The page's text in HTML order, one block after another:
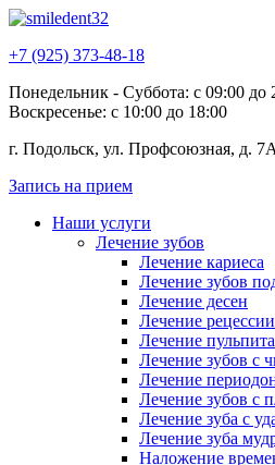
+7 (925) 373-48-18
Понедельник - Суббота: с 09:00 до
Воскресенье: с 10:00 до 18:00
г. Подольск, ул. Профсоюзная, д. 7А
Запись на прием
Наши услуги
Лечение зубов
Лечение кариеса
Лечение зубов
Лечение десен
Лечение
Лечение пульпита
Лечение зубов с
Лечение
Лечение зубов с
Лечение зуба с
Лечение зуба
Наложение